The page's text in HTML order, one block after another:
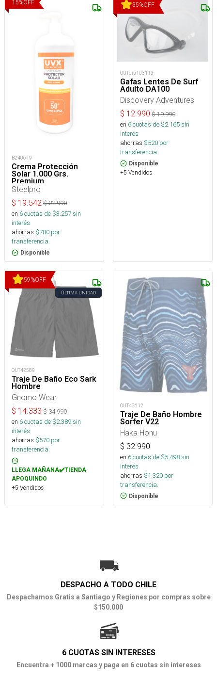
15%OFF
B240619
Crema Protección
Solar 1.000 Grs.
Premium
Steelpro
$ 19.542 $22.990
en 6cuotas de $3.257sin
interés
ahorras $780 por
transferencia.
Disponible
35%OFF
OUTdis103113
Gafas Lentes De Surf
Adulto DA100
Discovery Adventures
$ 12.990 $19.990
en 6cuotas de $2.165sin
interés
ahorras $520 por
transferencia.
Disponible
+5 Vendidos
59%OFF
ÚLTIMA UNIDAD
OUT42589
Traje De Baño Eco Sark
Hombre
Gnomo Wear
$ 14.333 $34.990
en 6cuotas de $2.389sin
interés
ahorras $570 por
transferencia.
LLEGA MAÑANA✔️TIENDA
APOQUINDO
+5 Vendidos
OUT43612
Traje De Baño Hombre
Sorfer V22
Haka Honu
$ 32.990
en 6cuotas de $5.498sin
interés
ahorras $1.320 por
transferencia.
Disponible
DESPACHO A TODO CHILE
Despachamos Gratis a Santiago y Regiones por compras sobre
$150.000
6 CUOTAS SIN INTERESES
Encuentra + 1000 marcas y paga en 6 cuotas sin intereses